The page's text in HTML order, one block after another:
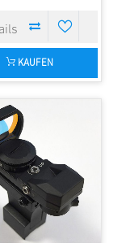
KAUFEN